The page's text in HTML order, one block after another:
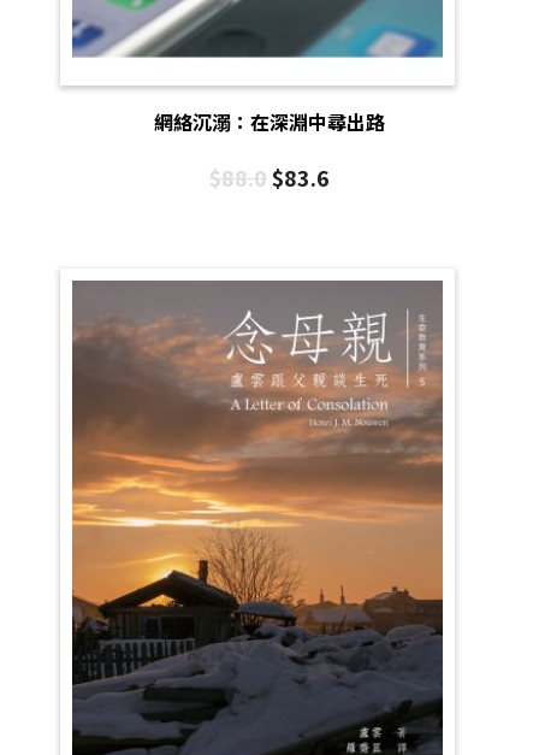
網絡沉溺：在深淵中尋出路
$88.0$83.6